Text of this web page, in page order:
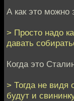
А как это можно
> Просто надо
давать
Когда это
> Тогда не видя
будут и